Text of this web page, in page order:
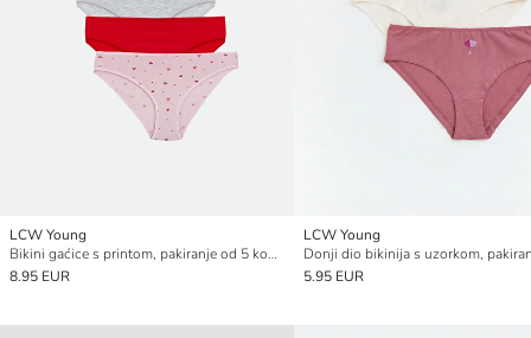
LCW Young
Bikini gaćice s printom, pakiranje od 5 komada
8.95 EUR
LCW Young
5.95 EUR